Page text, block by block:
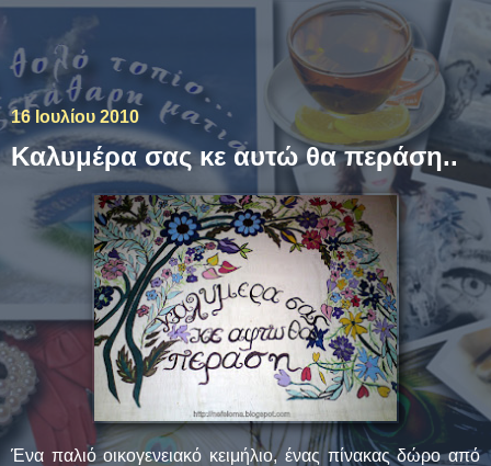
Το θολό τοπίο με την
ξεκάθαρη ματιά.
16 Ιουλίου 2010
Kαλυμέρα σας κε αυτώ θα περάση..
Ένα παλιό οικογενειακό κειμήλιο, ένας πίνακας δώρο από